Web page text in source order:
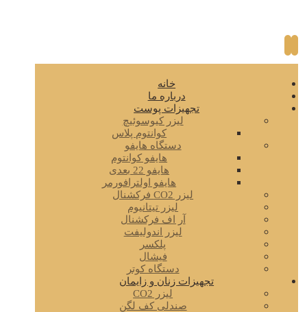
خانه
درباره ما
تجهیزات پوست
لیزر کیوسوئیچ
کوانتوم پلاس
دستگاه هایفو
هایفو کوانتوم
هایفو 22 بعدی
هایفو اولترافورمر
لیزر CO2 فرکشنال
لیزر تیتانیوم
آر اف فرکشنال
لیزر اندولیفت
پلکسر
فیشال
دستگاه کوتر
تجهیزات زنان و زایمان
لیزر CO2
صندلی کف لگن